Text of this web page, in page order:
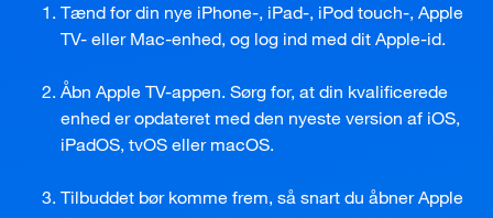
Tænd for din nye iPhone-, iPad-, iPod touch-, Apple
TV- eller Mac-enhed, og log ind med dit Apple-id.
Åbn Apple TV-appen. Sørg for, at din kvalificerede
enhed er opdateret med den nyeste version af iOS,
iPadOS, tvOS eller macOS.
Tilbuddet bør komme frem, så snart du åbner Apple